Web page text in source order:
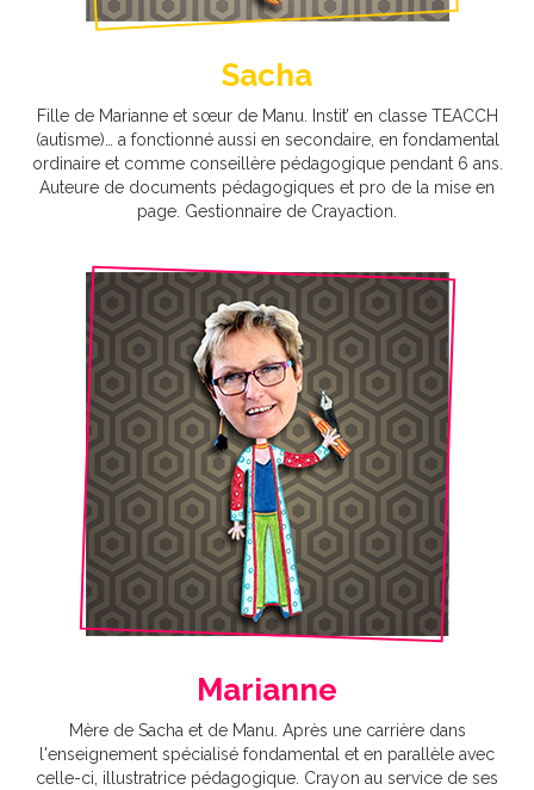
Fille de Marianne et sœur de Manu. Instit’ en classe TEACCH
(autisme)… a fonctionné aussi en secondaire, en fondamental
ordinaire et comme conseillère pédagogique pendant 6 ans.
Auteure de documents pédagogiques et pro de la mise en
page. Gestionnaire de Crayaction.
Mère de Sacha et de Manu. Après une carrière dans
l'enseignement spécialisé fondamental et en parallèle avec
celle-ci, illustratrice pédagogique. Crayon au service de ses
collègues, d'ici et d'ailleurs. Et plume à ses heures.